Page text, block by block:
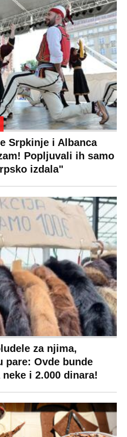
Srpkinje i Albanca
Popljuvali ih samo
izdala"
za njima,
pare: Ovde bunde
i 2.000 dinara!